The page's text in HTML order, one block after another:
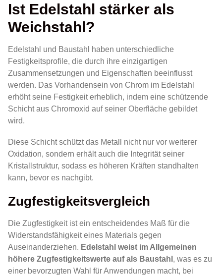
Ist Edelstahl stärker als
Weichstahl?
Edelstahl und Baustahl haben unterschiedliche
Festigkeitsprofile, die durch ihre einzigartigen
Zusammensetzungen und Eigenschaften beeinflusst
werden. Das Vorhandensein von Chrom im Edelstahl
erhöht seine Festigkeit erheblich, indem eine schützende
Schicht aus Chromoxid auf seiner Oberfläche gebildet
wird.
Diese Schicht schützt das Metall nicht nur vor weiterer
Oxidation, sondern erhält auch die Integrität seiner
Kristallstruktur, sodass es höheren Kräften standhalten
kann, bevor es nachgibt.
Zugfestigkeitsvergleich
Die Zugfestigkeit ist ein entscheidendes Maß für die
Widerstandsfähigkeit eines Materials gegen
Auseinanderziehen. Edelstahl weist im Allgemeinen
höhere Zugfestigkeitswerte auf als Baustahl , was es zu
einer bevorzugten Wahl für Anwendungen macht, bei